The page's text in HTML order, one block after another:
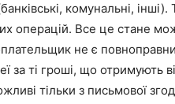
комунальні,
операцій. Все це стане
не є
за ті гроші, що отримують
тільки з письмової